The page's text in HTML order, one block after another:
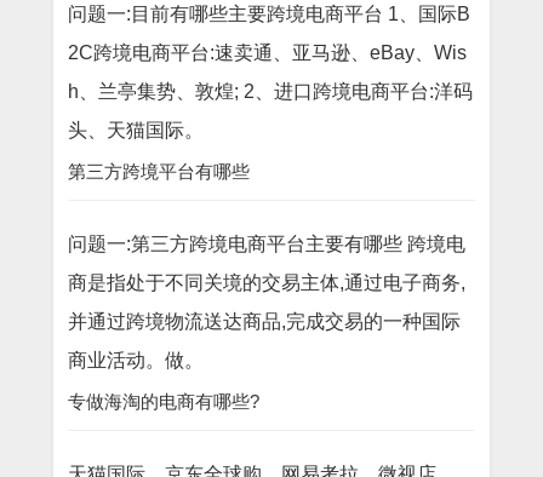
问题一:目前有哪些主要跨境电商平台 1、国际B
2C跨境电商平台:速卖通、亚马逊、eBay、Wis
h、兰亭集势、敦煌; 2、进口跨境电商平台:洋码
头、天猫国际。
第三方跨境平台有哪些
问题一:第三方跨境电商平台主要有哪些 跨境电
商是指处于不同关境的交易主体,通过电子商务,
并通过跨境物流送达商品,完成交易的一种国际
商业活动。做。
专做海淘的电商有哪些?